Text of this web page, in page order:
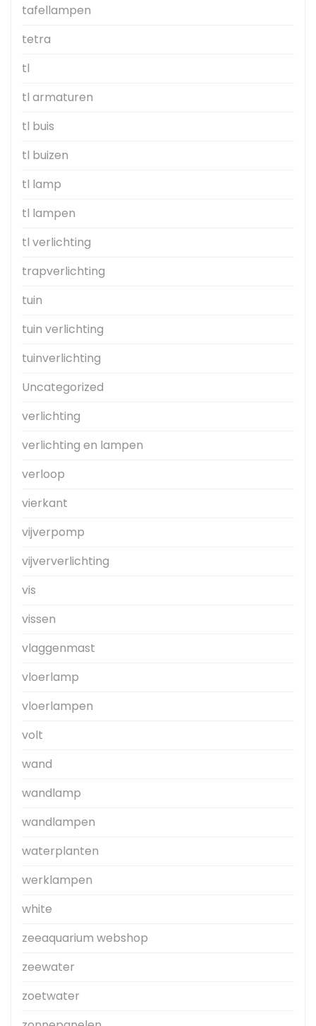
tafellampen
tetra
tl
tl armaturen
tl buis
tl buizen
tl lamp
tl lampen
tl verlichting
trapverlichting
tuin
tuin verlichting
tuinverlichting
Uncategorized
verlichting
verlichting en lampen
verloop
vierkant
vijverpomp
vijververlichting
vis
vissen
vlaggenmast
vloerlamp
vloerlampen
volt
wand
wandlamp
wandlampen
waterplanten
werklampen
white
zeeaquarium webshop
zeewater
zoetwater